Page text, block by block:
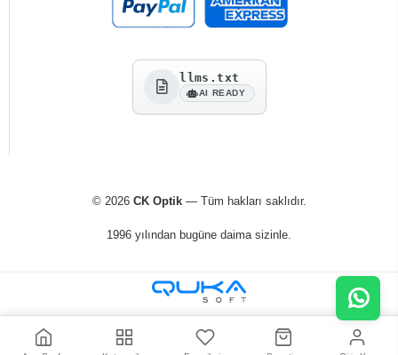
llms.txt
AI READY
© 2026 CK Optik— Tüm hakları saklıdır.
1996 yılından bugüne daima sizinle.